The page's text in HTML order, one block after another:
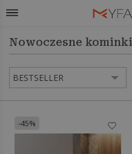
Nowoczesne kominki
-45%